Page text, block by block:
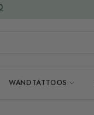
WANDTATTOOS